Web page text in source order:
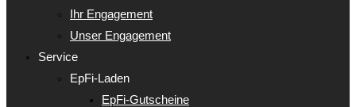
Ihr Engagement
Unser Engagement
Service
EpFi-Laden
EpFi-Gutscheine